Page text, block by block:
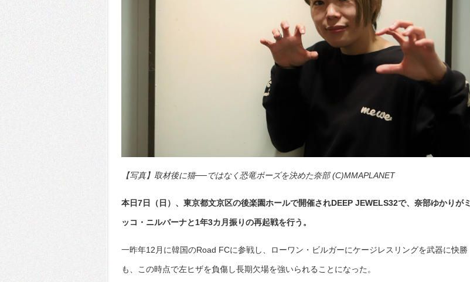
【写真】取材後に猫──ではなく恐竜ポーズを決めた奈部 (C)MMAPLANET
本日7日（日）、東京都文京区の後楽園ホールで開催されDEEP JEWELS32で、奈部ゆかりがミ
ッコ・ニルバーナと1年3カ月振りの再起戦を行う。
一昨年12月に韓国のRoad FCに参戦し、ローワン・ビルガーにケージレスリングを武器に快勝
も、この時点で左ヒザを負傷し長期欠場を強いられることになった。